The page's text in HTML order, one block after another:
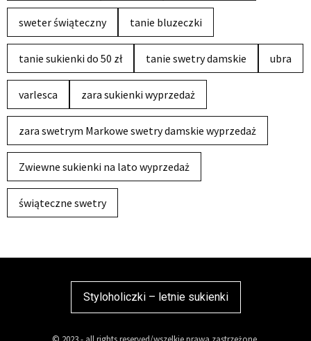
sweter świąteczny tanie bluzeczki
tanie sukienki do 50 zł tanie swetry damskie ubra
varlesca zara sukienki wyprzedaż
zara swetrym Markowe swetry damskie wyprzedaż
Zwiewne sukienki na lato wyprzedaż
świąteczne swetry
Styloholiczki – letnie sukienki